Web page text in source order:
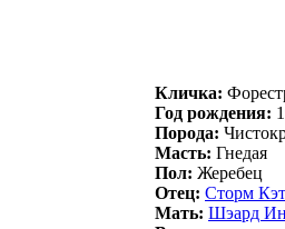
Кличка:
Год рождения:
Порода:
Масть: Гнедая
Пол: Жеребец
Отец: Cтоpм Кэт
Мать: Шэapд